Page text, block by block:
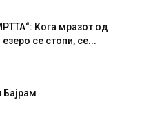
Кога мразот од
се стопи, се...